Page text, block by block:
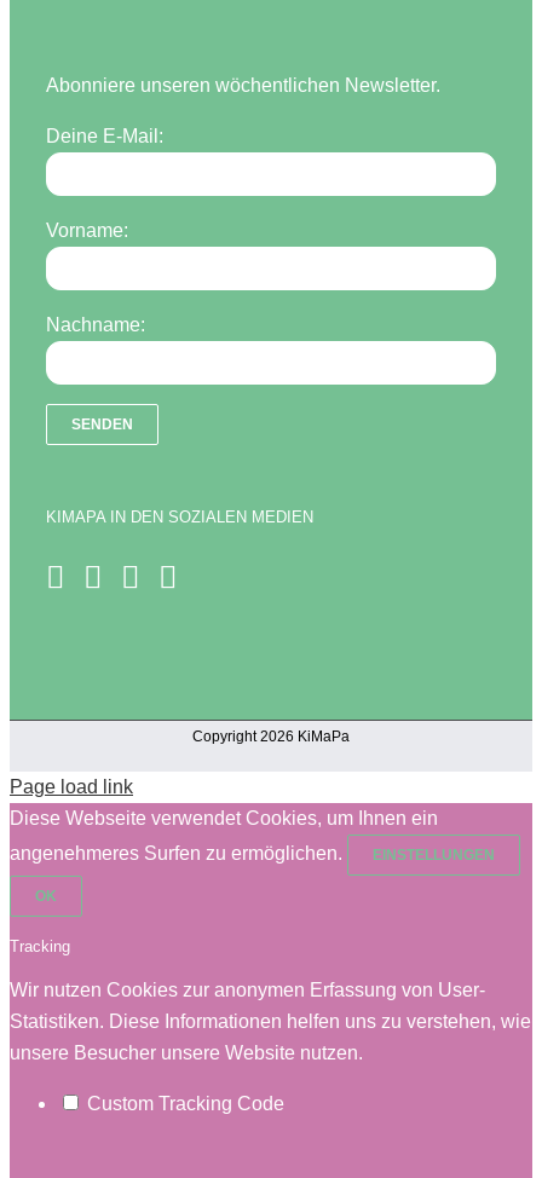
Abonniere unseren wöchentlichen Newsletter.
Deine E-Mail:
Vorname:
Nachname:
KIMAPA IN DEN SOZIALEN MEDIEN
Copyright 2026 KiMaPa
Page load link
Diese Webseite verwendet Cookies, um Ihnen ein
angenehmeres Surfen zu ermöglichen.
EINSTELLUNGEN
OK
Tracking
Wir nutzen Cookies zur anonymen Erfassung von User-
Statistiken. Diese Informationen helfen uns zu verstehen, wie
unsere Besucher unsere Website nutzen.
Custom Tracking Code